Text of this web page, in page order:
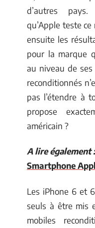
d’autres
qu’Apple teste
ensuite les
pour la marque
au niveau de ses
reconditionnés
pas l’étendre à
propose
américain ?
A lire également :
Smartphone
Les iPhone 6 et
seuls à être mis
mobiles